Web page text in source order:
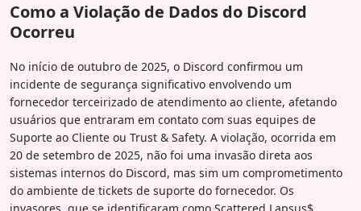
Como a Violação de Dados do Discord
Ocorreu
No início de outubro de 2025, o Discord confirmou um
incidente de segurança significativo envolvendo um
fornecedor terceirizado de atendimento ao cliente, afetando
usuários que entraram em contato com suas equipes de
Suporte ao Cliente ou Trust & Safety. A violação, ocorrida em
20 de setembro de 2025, não foi uma invasão direta aos
sistemas internos do Discord, mas sim um comprometimento
do ambiente de tickets de suporte do fornecedor. Os